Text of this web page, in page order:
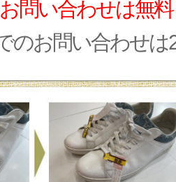
お問い合わせは無
のお問い合わせ